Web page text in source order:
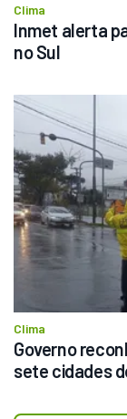
Clima
Inmet alerta
no Sul
Clima
Governo
sete cidades